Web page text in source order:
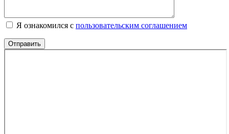
Я ознакомился с пользовательским соглашением